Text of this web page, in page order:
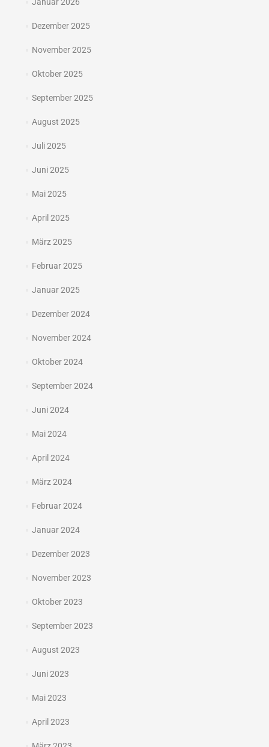
Dezember 2025
November 2025
Oktober 2025
September 2025
August 2025
Juli 2025
Juni 2025
Mai 2025
April 2025
März 2025
Februar 2025
Januar 2025
Dezember 2024
November 2024
Oktober 2024
September 2024
Juni 2024
Mai 2024
April 2024
März 2024
Februar 2024
Januar 2024
Dezember 2023
November 2023
Oktober 2023
September 2023
August 2023
Juni 2023
Mai 2023
April 2023